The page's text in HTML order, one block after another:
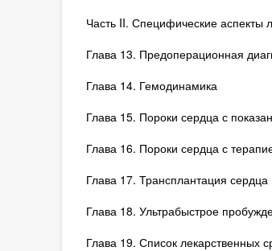
Часть II. Специфические аспекты
Глава 13. Предоперационная
Глава 14. Гемодинамика
Глава 15. Пороки сердца с
Глава 16. Пороки сердца с
Глава 17. Трансплантация сердца
Глава 18. Ультрабыстрое
Глава 19. Список лекарственных